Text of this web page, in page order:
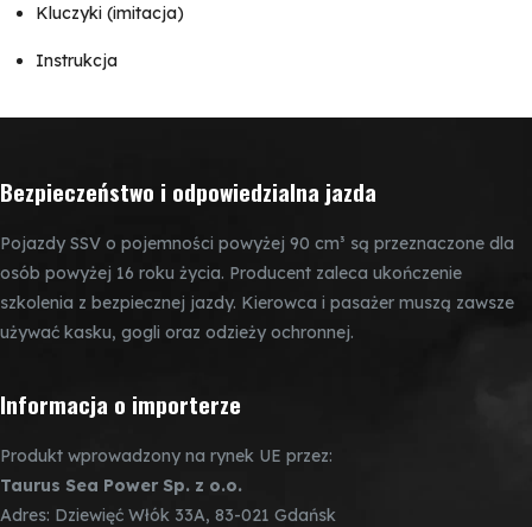
Kluczyki (imitacja)
Instrukcja
Bezpieczeństwo i odpowiedzialna jazda
Pojazdy SSV o pojemności powyżej 90 cm³ są przeznaczone dla
osób powyżej 16 roku życia. Producent zaleca ukończenie
szkolenia z bezpiecznej jazdy. Kierowca i pasażer muszą zawsze
używać kasku, gogli oraz odzieży ochronnej.
Informacja o importerze
Produkt wprowadzony na rynek UE przez:
Taurus Sea Power Sp. z o.o.
Adres: Dziewięć Włók 33A, 83-021 Gdańsk